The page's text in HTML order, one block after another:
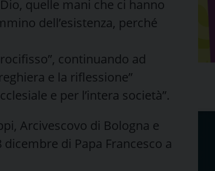
quelle mani che ci hanno
dell’esistenza, perché
continuando ad
e la riflessione”
e per l’intera società”.
Arcivescovo di Bologna e
di Papa Francesco a